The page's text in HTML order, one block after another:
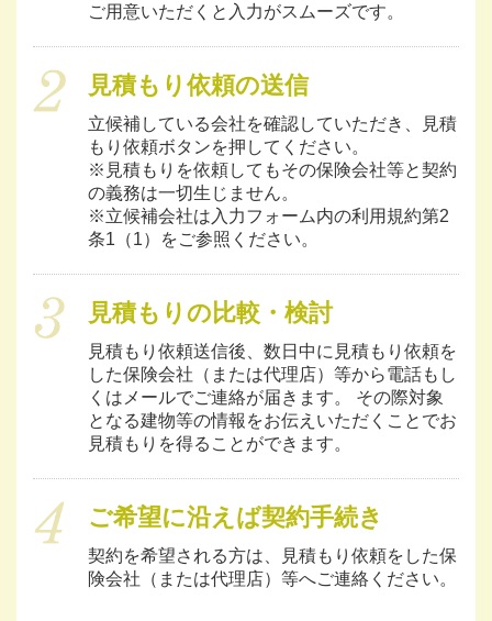
ご用意いただくと入力がスムーズです。
見積もり依頼の送信
立候補している会社を確認していただき、見積
もり依頼ボタンを押してください。
※見積もりを依頼してもその保険会社等と契約
の義務は一切生じません。
※立候補会社は入力フォーム内の利用規約第2
条1（1）をご参照ください。
見積もりの比較・検討
見積もり依頼送信後、数日中に見積もり依頼を
した保険会社（または代理店）等から電話もし
くはメールでご連絡が届きます。 その際対象
となる建物等の情報をお伝えいただくことでお
見積もりを得ることができます。
ご希望に沿えば契約手続き
契約を希望される方は、見積もり依頼をした保
険会社（または代理店）等へご連絡ください。